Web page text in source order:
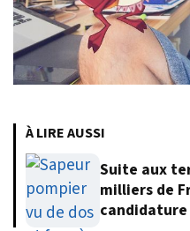
À LIRE AUSSI
Suite aux
milliers de